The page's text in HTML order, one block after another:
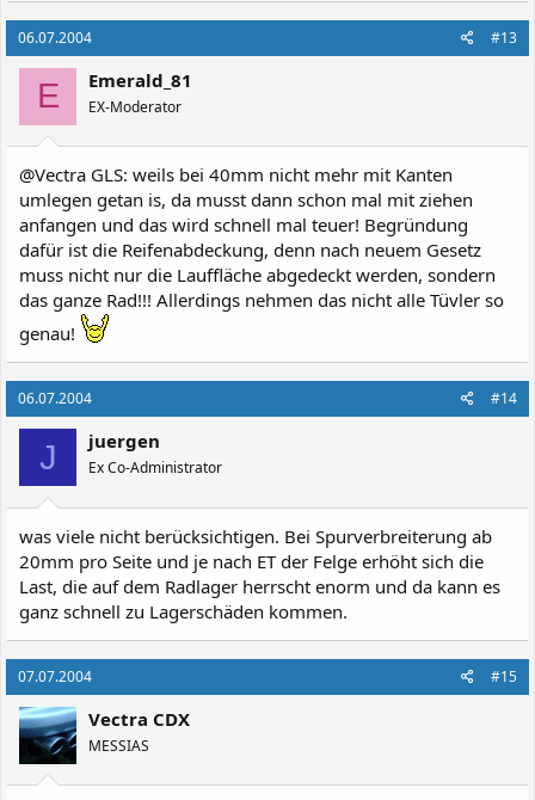
06.07.2004 #13
E Emerald_81
EX-Moderator
@Vectra GLS: weils bei 40mm nicht mehr mit Kanten
umlegen getan is, da musst dann schon mal mit ziehen
anfangen und das wird schnell mal teuer! Begründung
dafür ist die Reifenabdeckung, denn nach neuem Gesetz
muss nicht nur die Lauffläche abgedeckt werden, sondern
das ganze Rad!!! Allerdings nehmen das nicht alle Tüvler so
genau!
06.07.2004 #14
J juergen
Ex Co-Administrator
was viele nicht berücksichtigen. Bei Spurverbreiterung ab
20mm pro Seite und je nach ET der Felge erhöht sich die
Last, die auf dem Radlager herrscht enorm und da kann es
ganz schnell zu Lagerschäden kommen.
07.07.2004 #15
Vectra CDX
MESSIAS